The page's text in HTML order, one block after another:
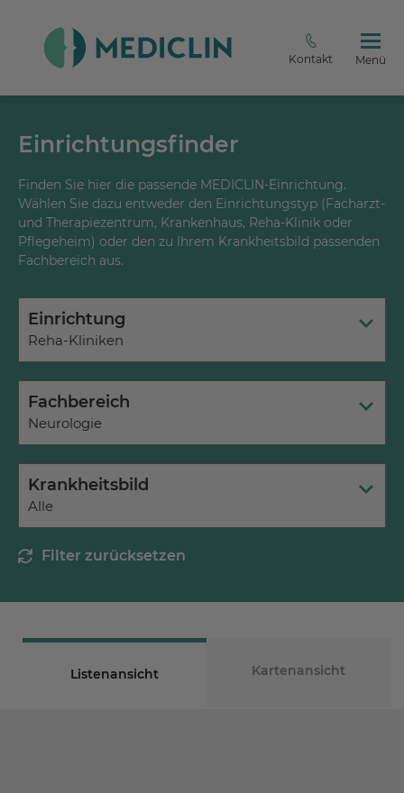
Kontakt Menü
Einrichtungsfinder
Finden Sie hier die passende MEDICLIN-Einrichtung.
Wählen Sie dazu entweder den Einrichtungstyp (Facharzt-
und Therapiezentrum, Krankenhaus, Reha-Klinik oder
Pflegeheim) oder den zu Ihrem Krankheitsbild passenden
Fachbereich aus.
Einrichtung
Reha-Kliniken
Fachbereich
Neurologie
Krankheitsbild
Alle
Filter zurücksetzen
Listenansicht Kartenansicht